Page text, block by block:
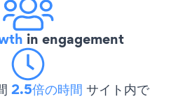
in engagement
2.5倍の時間 サイト内で